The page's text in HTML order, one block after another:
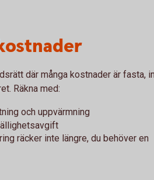
där många kostnader är fasta,
Räkna med:
och uppvärmning
räcker inte längre, du behöver en